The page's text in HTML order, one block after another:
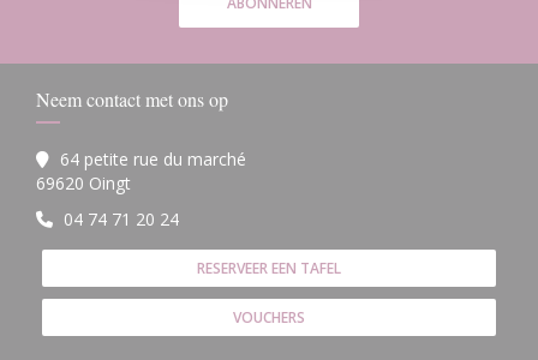
Neem contact met ons op
64 petite rue du marché
69620 Oingt
04 74 71 20 24
RESERVEER EEN TAFEL
VOUCHERS